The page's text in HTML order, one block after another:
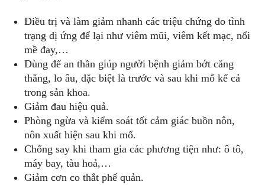
Điều trị và làm giảm nhanh các triệu chứng do tình
trạng dị ứng để lại như viêm mũi, viêm kết mạc, nổi
mề đay,…
Dùng để an thần giúp người bệnh giảm bớt căng
thẳng, lo âu, đặc biệt là trước và sau khi mổ kể cả
trong sản khoa.
Giảm đau hiệu quả.
Phòng ngừa và kiểm soát tốt cảm giác buồn nôn,
nôn xuất hiện sau khi mổ.
Chống say khi tham gia các phương tiện như: ô tô,
máy bay, tàu hoả,…
Giảm cơn co thắt phế quản.